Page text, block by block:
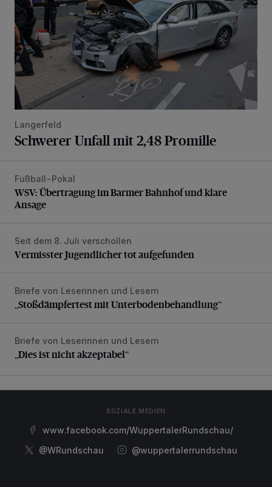
Langerfeld
Schwerer Unfall mit 2,48 Promille
WSV: Übertragung im Barmer Bahnhof und klare Ansage
Fußball-Pokal
WSV: Übertragung im Barmer Bahnhof und klare
Ansage
Vermisster Jugendlicher tot aufgefunden
Seit dem 8. Juli verschollen
Vermisster Jugendlicher tot aufgefunden
„Stoßdämpfertest mit Unterbodenbehandlung“
Briefe von Leserinnen und Lesern
„Stoßdämpfertest mit Unterbodenbehandlung“
„Dies ist nicht akzeptabel“
Briefe von Leserinnen und Lesern
„Dies ist nicht akzeptabel“
SOZIALE MEDIEN
www.facebook.com/WuppertalerRundschau/
@WRundschau
@wuppertalerrundschau